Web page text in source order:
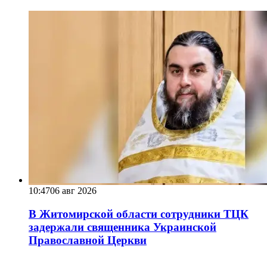
10:4706 авг 2026
В Житомирской области сотрудники ТЦК
задержали священника Украинской
Православной Церкви